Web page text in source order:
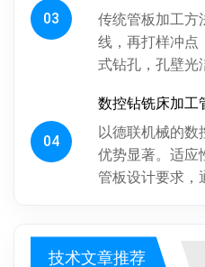
03
传统管板加工方
线，再打样冲点
式钻孔，孔壁光
摇臂定位，劳动
04
数控钻铣床加工
以德联机械的数
优势显著。适应
管板设计要求，
技术文章推荐